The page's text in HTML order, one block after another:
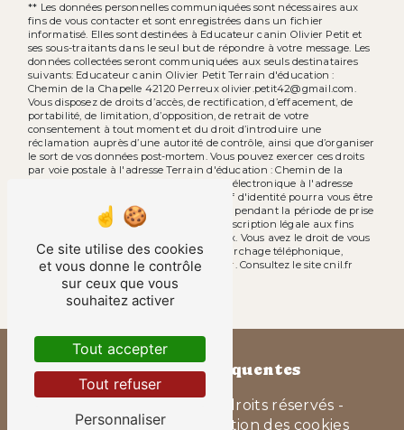
** Les données personnelles communiquées sont nécessaires aux
fins de vous contacter et sont enregistrées dans un fichier
informatisé. Elles sont destinées à Educateur canin Olivier Petit et
ses sous-traitants dans le seul but de répondre à votre message. Les
données collectées seront communiquées aux seuls destinataires
suivants: Educateur canin Olivier Petit Terrain d'éducation :
Chemin de la Chapelle 42120 Perreux olivier.petit42@gmail.com.
Vous disposez de droits d’accès, de rectification, d’effacement, de
portabilité, de limitation, d’opposition, de retrait de votre
consentement à tout moment et du droit d’introduire une
réclamation auprès d’une autorité de contrôle, ainsi que d’organiser
le sort de vos données post-mortem. Vous pouvez exercer ces droits
par voie postale à l'adresse Terrain d'éducation : Chemin de la
Chapelle 42120 Perreux ou par courrier électronique à l'adresse
olivier.petit42@gmail.com. Un justificatif d'identité pourra vous être
demandé. Nous conservons vos données pendant la période de prise
de contact puis pendant la durée de prescription légale aux fins
probatoires et de gestion des contentieux. Vous avez le droit de vous
inscrire sur la liste d'opposition au démarchage téléphonique,
disponible à cette adresse:Bloctel.gouv.fr. Consultez le site cnil.fr
pour plus d’informations sur vos droits.
Recherches fréquentes
- 2026 - Tous droits réservés -
Mentions légales
Gestion des cookies
Ce site utilise des cookies
et vous donne le contrôle
sur ceux que vous
souhaitez activer
Tout accepter
Tout refuser
Personnaliser